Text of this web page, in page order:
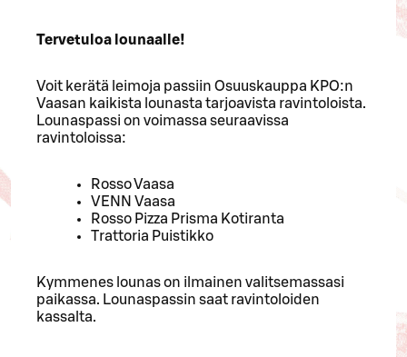
Tervetuloa lounaalle!
Voit kerätä leimoja passiin Osuuskauppa KPO:n
Vaasan kaikista lounasta tarjoavista ravintoloista.
Lounaspassi on voimassa seuraavissa
ravintoloissa:
Rosso Vaasa
VENN Vaasa
Rosso Pizza Prisma Kotiranta
Trattoria Puistikko
Kymmenes lounas on ilmainen valitsemassasi
paikassa. Lounaspassin saat ravintoloiden
kassalta.